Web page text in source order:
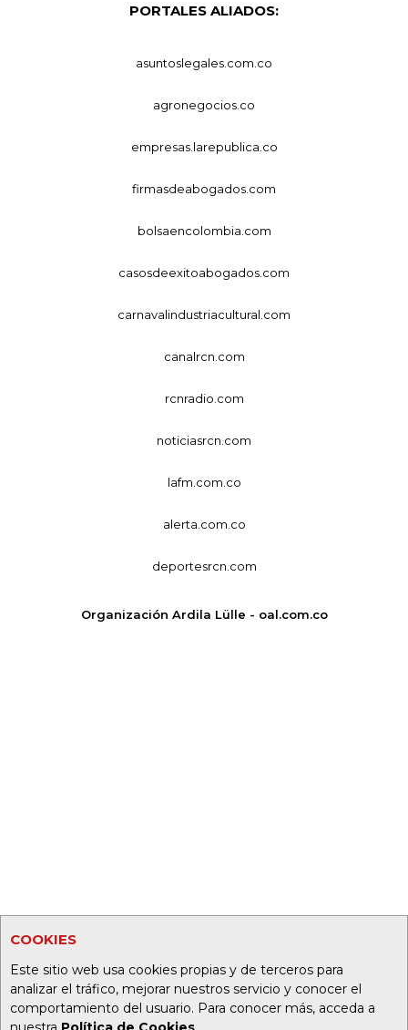
COOKIES
Este sitio web usa cookies propias y de terceros para
analizar el tráfico, mejorar nuestros servicio y conocer el
comportamiento del usuario. Para conocer más, acceda a
PORTALES ALIADOS:
asuntoslegales.com.co
agronegocios.co
empresas.larepublica.co
firmasdeabogados.com
bolsaencolombia.com
casosdeexitoabogados.com
carnavalindustriacultural.com
canalrcn.com
rcnradio.com
noticiasrcn.com
lafm.com.co
alerta.com.co
deportesrcn.com
Organización Ardila Lülle - oal.com.co